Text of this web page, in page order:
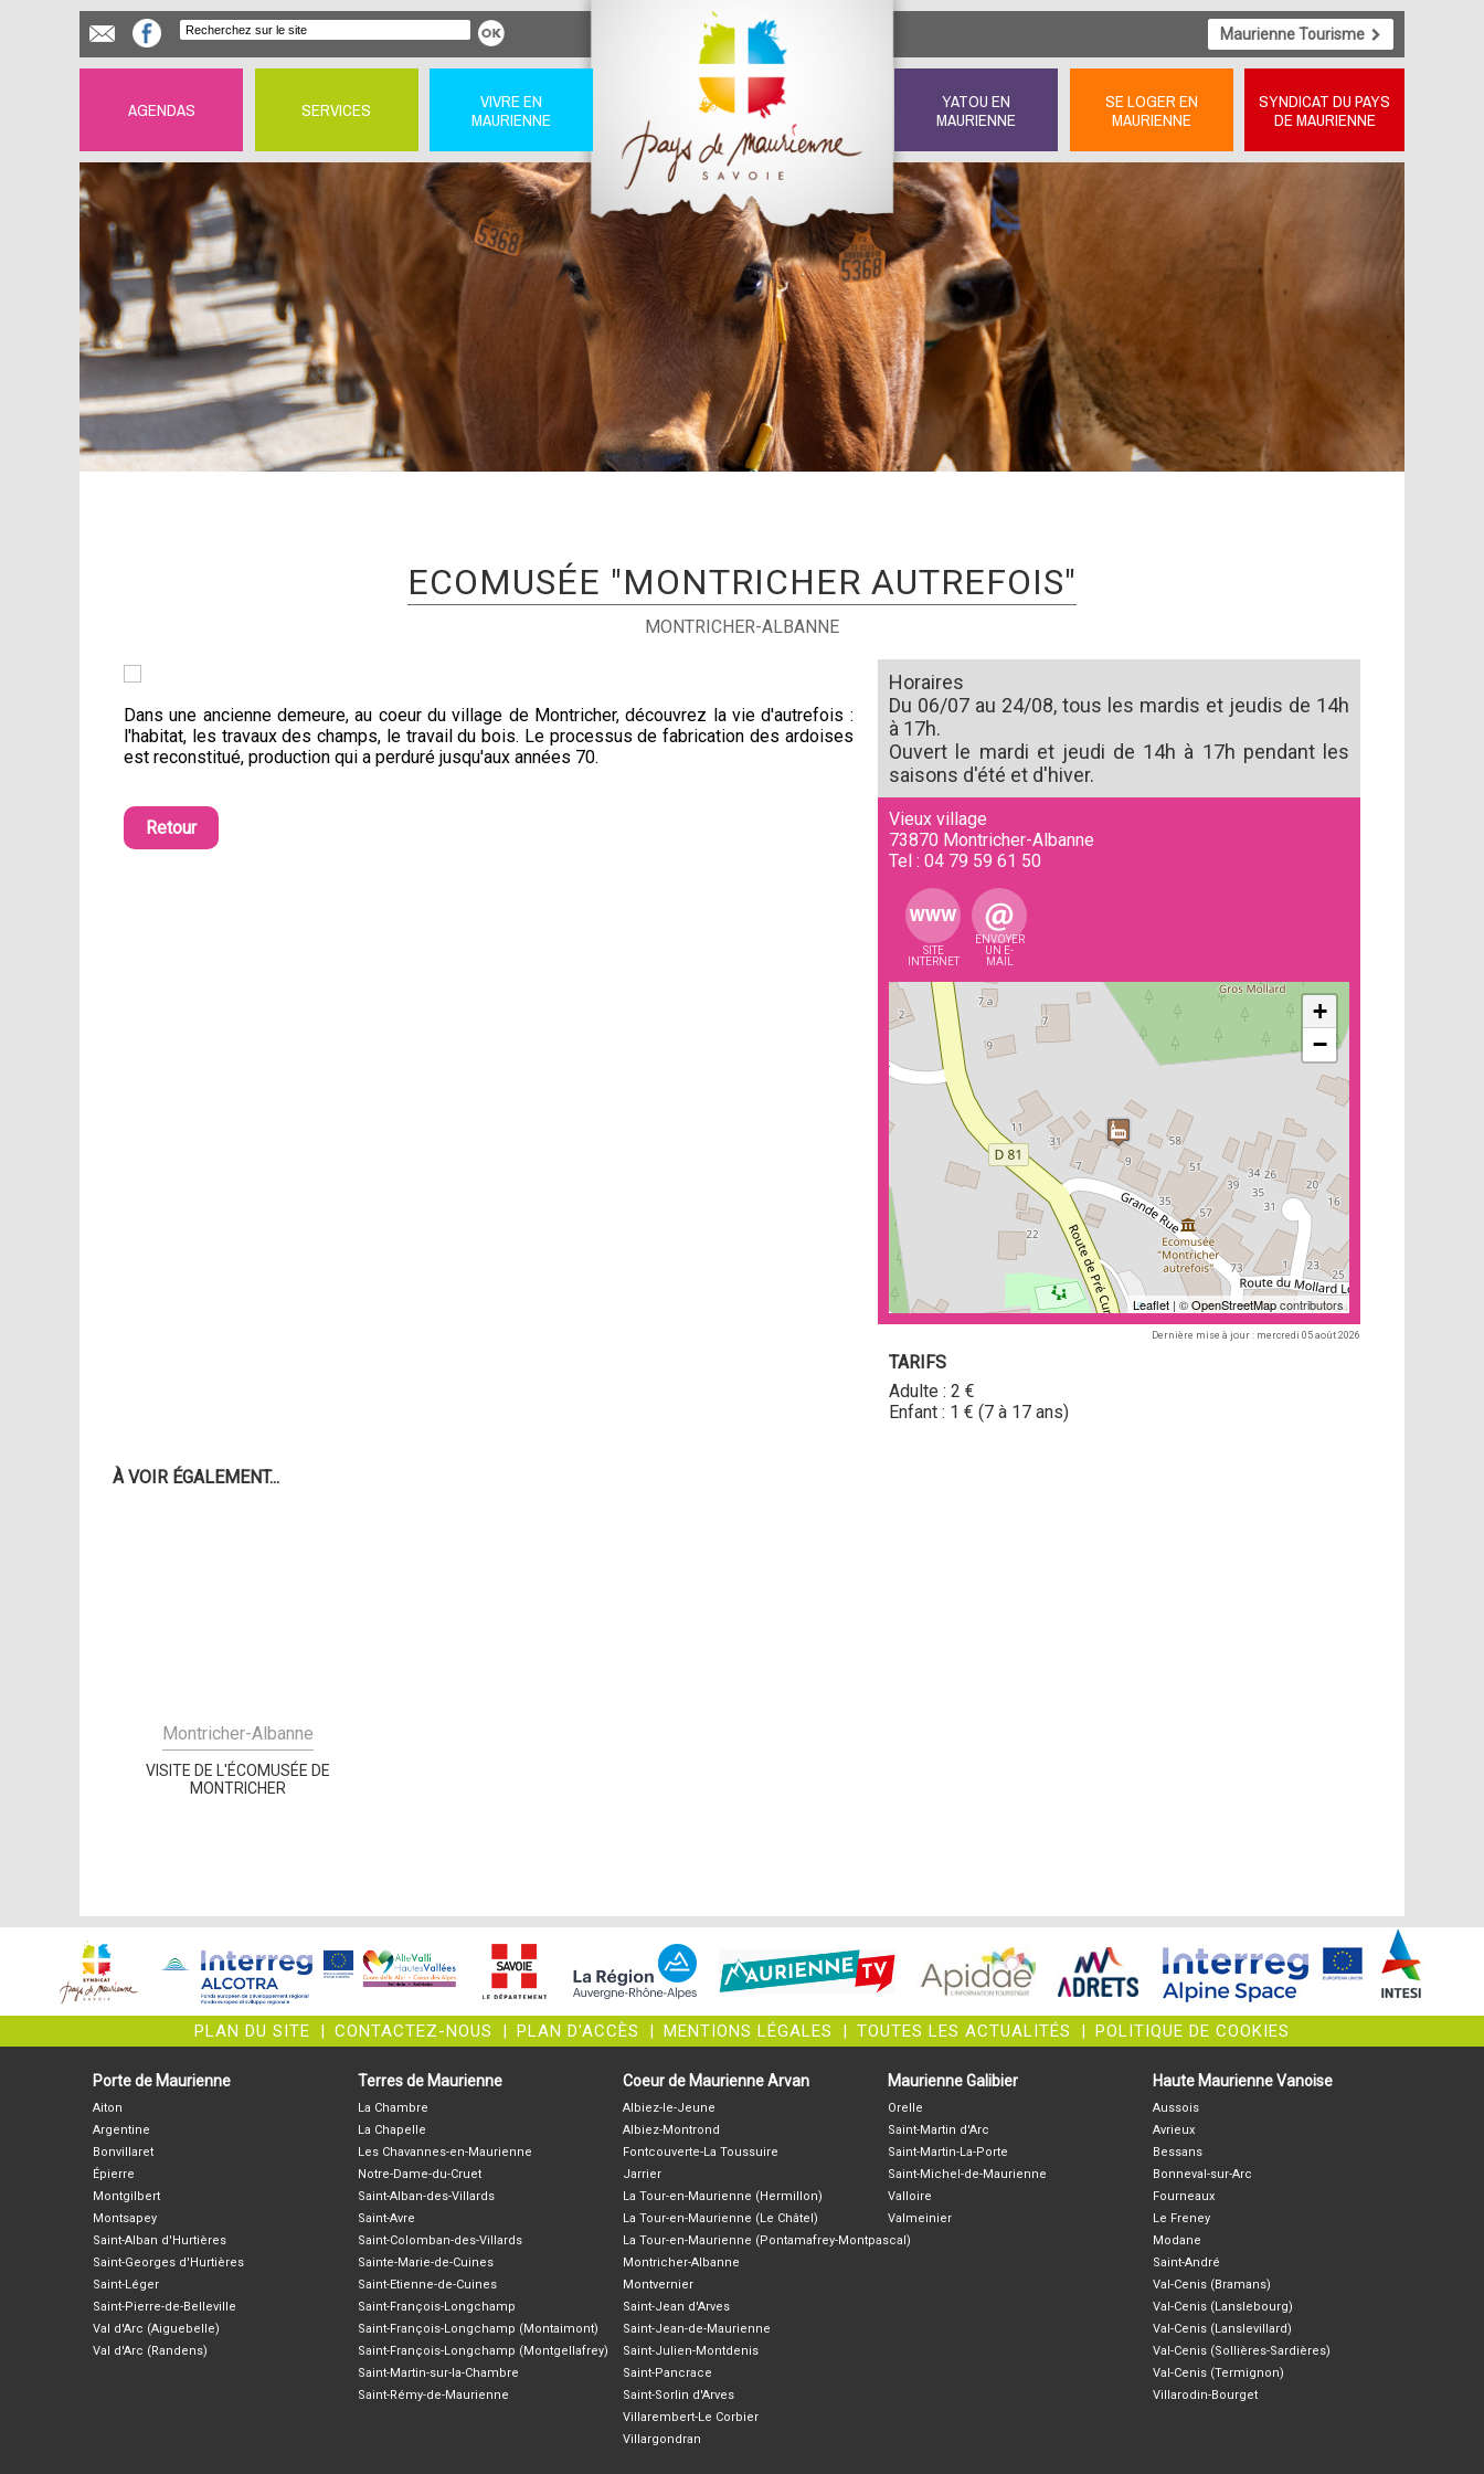
Maurienne Tourisme
AGENDAS SERVICES
VIVRE EN
MAURIENNE
YATOU EN
MAURIENNE
SE LOGER EN
MAURIENNE
SYNDICAT DU PAYS
DE MAURIENNE
ECOMUSÉE "MONTRICHER AUTREFOIS"
MONTRICHER-ALBANNE
Dans une ancienne demeure, au coeur du village de Montricher, découvrez la vie d'autrefois :
l'habitat, les travaux des champs, le travail du bois. Le processus de fabrication des ardoises
est reconstitué, production qui a perduré jusqu'aux années 70.
Retour
Horaires
Du 06/07 au 24/08, tous les mardis et jeudis de 14h
à 17h.
Ouvert le mardi et jeudi de 14h à 17h pendant les
saisons d'été et d'hiver.
Vieux village
73870 Montricher-Albanne
Tel : 04 79 59 61 50
SITE
INTERNET
ENVOYER
UN E-
MAIL
+
−
Leaflet| ©OpenStreetMapcontributors
Dernière mise à jour : mercredi 05 août 2026
TARIFS
Adulte : 2 €
Enfant : 1 € (7 à 17 ans)
À VOIR ÉGALEMENT...
Montricher-Albanne
VISITE DE L'ÉCOMUSÉE DE
MONTRICHER
PLAN DU SITE CONTACTEZ-NOUS PLAN D'ACCÈS MENTIONS LÉGALES TOUTES LES ACTUALITÉS POLITIQUE DE COOKIES
Porte de Maurienne
Aiton
Argentine
Bonvillaret
Épierre
Montgilbert
Montsapey
Saint-Alban d'Hurtières
Saint-Georges d'Hurtières
Saint-Léger
Saint-Pierre-de-Belleville
Val d'Arc (Aiguebelle)
Val d'Arc (Randens)
Terres de Maurienne
La Chambre
La Chapelle
Les Chavannes-en-Maurienne
Notre-Dame-du-Cruet
Saint-Alban-des-Villards
Saint-Avre
Saint-Colomban-des-Villards
Sainte-Marie-de-Cuines
Saint-Etienne-de-Cuines
Saint-François-Longchamp
Saint-François-Longchamp (Montaimont)
Saint-François-Longchamp (Montgellafrey)
Saint-Martin-sur-la-Chambre
Saint-Rémy-de-Maurienne
Coeur de Maurienne Arvan
Albiez-le-Jeune
Albiez-Montrond
Fontcouverte-La Toussuire
Jarrier
La Tour-en-Maurienne (Hermillon)
La Tour-en-Maurienne (Le Châtel)
La Tour-en-Maurienne (Pontamafrey-Montpascal)
Montricher-Albanne
Montvernier
Saint-Jean d'Arves
Saint-Jean-de-Maurienne
Saint-Julien-Montdenis
Saint-Pancrace
Saint-Sorlin d'Arves
Villarembert-Le Corbier
Villargondran
Maurienne Galibier
Orelle
Saint-Martin d'Arc
Saint-Martin-La-Porte
Saint-Michel-de-Maurienne
Valloire
Valmeinier
Haute Maurienne Vanoise
Aussois
Avrieux
Bessans
Bonneval-sur-Arc
Fourneaux
Le Freney
Modane
Saint-André
Val-Cenis (Bramans)
Val-Cenis (Lanslebourg)
Val-Cenis (Lanslevillard)
Val-Cenis (Sollières-Sardières)
Val-Cenis (Termignon)
Villarodin-Bourget